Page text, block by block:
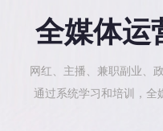
全媒体运
网红、主播、兼职副业、
通过系统学习和培训，全